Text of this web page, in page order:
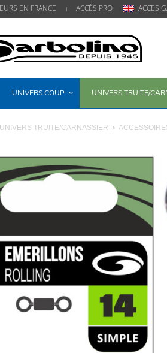
EN FRANCE ACCÈS PRO ACCES
UNIVERS COUP UNIVERS TRUITE/
UNIVERS TRUITE/CARNASSIER